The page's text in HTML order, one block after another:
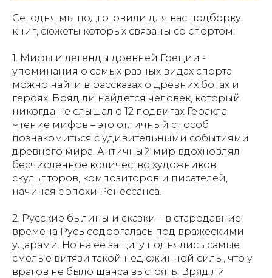
Сегодня мы подготовили для вас подборку
книг, сюжеты которых связаны со спортом:
1. Мифы и легенды древней Греции -
упоминания о самых разных видах спорта
можно найти в рассказах о древних богах и
героях. Вряд ли найдется человек, который
никогда не слышал о 12 подвигах Геракла.
Чтение мифов – это отличный способ
познакомиться с удивительными событиями
древнего мира. Античный мир вдохновлял
бесчисленное количество художников,
скульпторов, композиторов и писателей,
начиная с эпохи Ренессанса.
2. Русские былины и сказки – в стародавние
времена Русь содрогалась под вражескими
ударами. Но на ее защиту поднялись самые
смелые витязи такой недюжинной силы, что у
врагов не было шанса выстоять. Вряд ли